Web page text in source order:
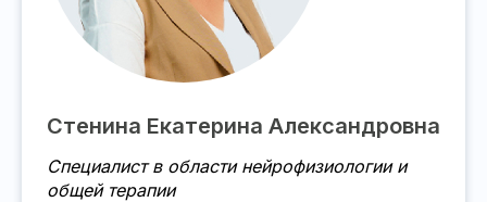
Стенина Екатерина Александровна
Специалист в области нейрофизиологии и
общей терапии